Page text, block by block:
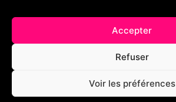
Accepter
Refuser
Voir les préférences
Crédits & mentions légales
Politique de cookies